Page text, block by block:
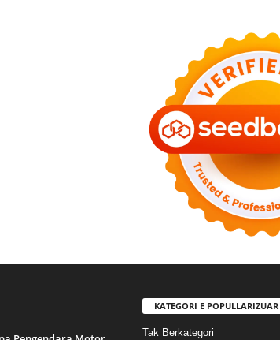
KATEGORI E POPULLARIZUAR
Tak Berkategori